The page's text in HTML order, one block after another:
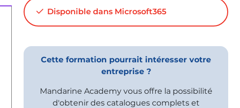
01:44
Vu 10974 fois
Excel - Finalisez et présentez votre
2:50
Vu 3372 fois
Disponible dans Microsoft365
Cette formation pourrait intéresser votre
entreprise ?
Mandarine Academy vous offre la possibilité
d'obtenir des catalogues complets et